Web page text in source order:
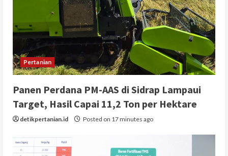
Pertanian
Panen Perdana PM-AAS di Sidrap Lampaui
Target, Hasil Capai 11,2 Ton per Hektare
detikpertanian.id Posted on 17 minutes ago